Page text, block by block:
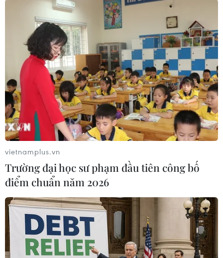
trong 2-3 phút sau khi khô sẽ khiến mái tóc
bóng khỏe hơn bình thường.
Trang điểm mắt khói
vietnamplus.vn
Trường đại học sư phạm đầu tiên công bố
điểm chuẩn năm 2026